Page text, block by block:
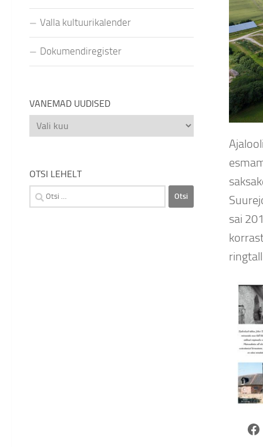
sai
Valla kultuurikalender
Dokumendiregister
VANEMAD UUDISED
Vanemad
uudised
OTSI LEHELT
Otsi: